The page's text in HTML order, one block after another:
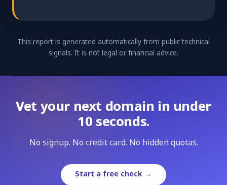
This report is generated automatically from public technical
signals. It is not legal or financial advice.
Vet your next domain in under
10 seconds.
No signup. No credit card. No hidden quotas.
Start a free check →